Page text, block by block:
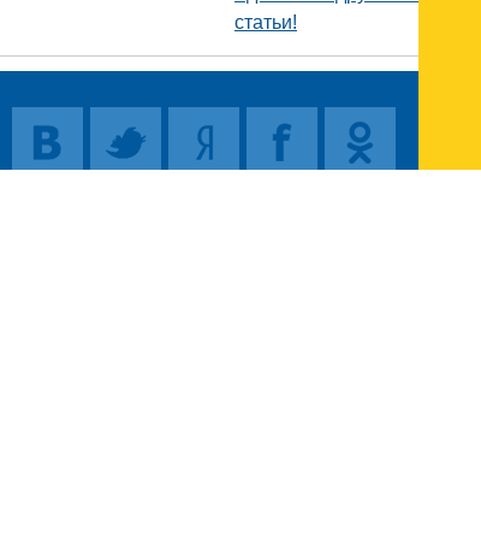
статьи!